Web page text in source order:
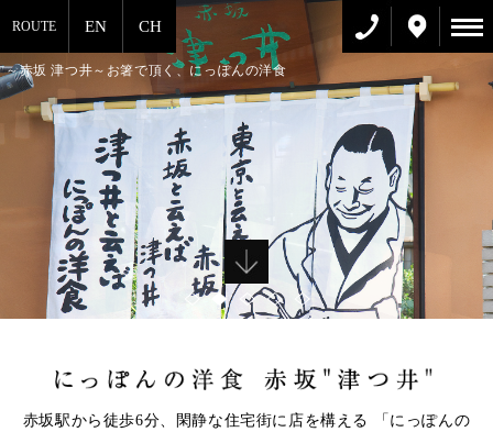
2 3 4 5
～赤坂 津つ井～お箸で頂く、にっぽんの洋食
赤坂駅から徒歩6分、閑静な住宅街に店を構える
「にっぽんの